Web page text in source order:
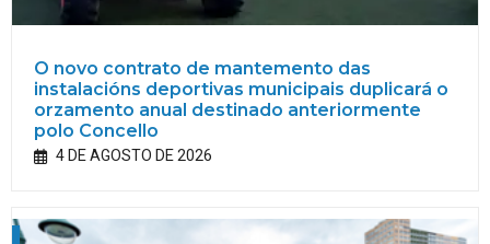
O novo contrato de mantemento das
instalacións deportivas municipais duplicará o
orzamento anual destinado anteriormente
polo Concello
4 DE AGOSTO DE 2026